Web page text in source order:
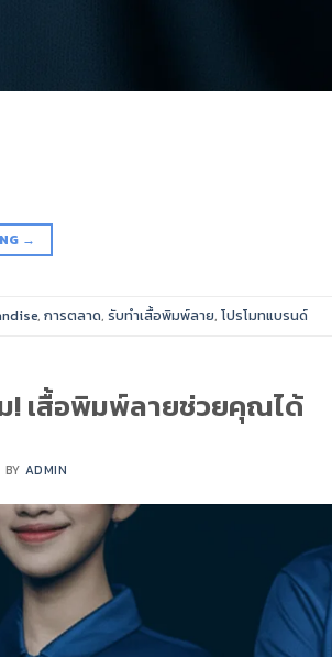
→
, การตลาด, รับทำเสื้อพิมพ์ลาย, โปรโมทแบรนด์
! เสื้อพิมพ์ลายช่วยคุณได้
BY ADMIN